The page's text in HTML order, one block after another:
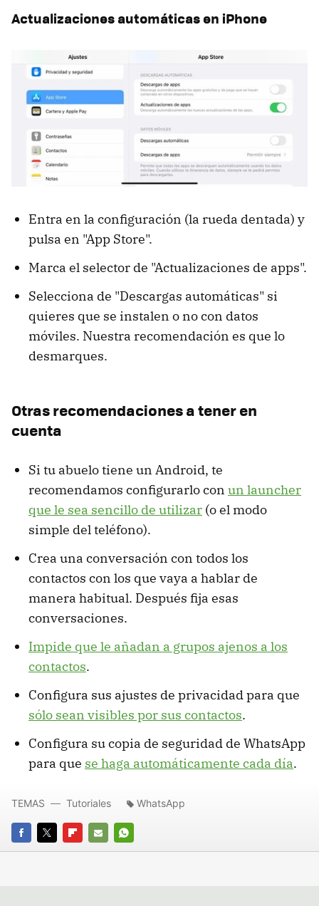
Actualizaciones automáticas en iPhone
Entra en la configuración (la rueda dentada) y
pulsa en "App Store".
Marca el selector de "Actualizaciones de apps".
Selecciona de "Descargas automáticas" si
quieres que se instalen o no con datos
móviles. Nuestra recomendación es que lo
desmarques.
Otras recomendaciones a tener en
cuenta
Si tu abuelo tiene un Android, te
recomendamos configurarlo con un launcher
que le sea sencillo de utilizar (o el modo
simple del teléfono).
Crea una conversación con todos los
contactos con los que vaya a hablar de
manera habitual. Después fija esas
conversaciones.
Impide que le añadan a grupos ajenos a los
contactos.
Configura sus ajustes de privacidad para que
sólo sean visibles por sus contactos.
Configura su copia de seguridad de WhatsApp
para que se haga automáticamente cada día.
FACEBOOK
TWITTERFLIPBOARD
E-
WHATSAPP
TEMAS Tutoriales WhatsApp